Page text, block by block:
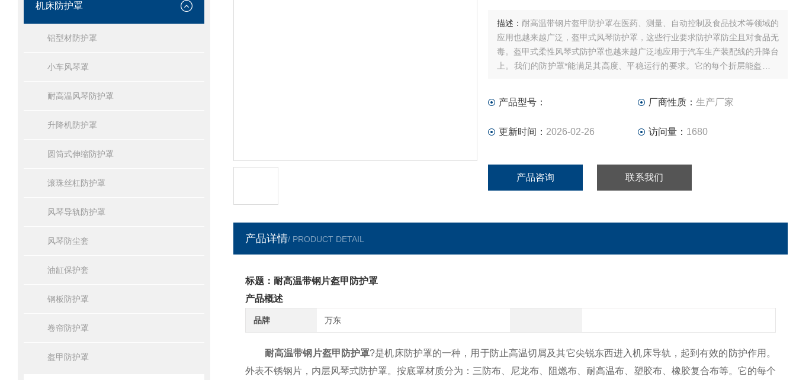
机床防护罩
铝型材防护罩
小车风琴罩
耐高温风琴防护罩
升降机防护罩
圆筒式伸缩防护罩
滚珠丝杠防护罩
风琴导轨防护罩
风琴防尘套
油缸保护套
钢板防护罩
卷帘防护罩
盔甲防护罩
描述： 耐高温带钢片盔甲防护罩在医药、测量、自动控制及食品技术等领域的
应用也越来越广泛，盔甲式风琴防护罩，这些行业要求防护罩防尘且对食品无
毒。盔甲式柔性风琴式防护罩也越来越广泛地应用于汽车生产装配线的升降台
上。我们的防护罩*能满足其高度、平稳运行的要求。它的每个折层能盔甲防
产品型号： 厂商性质： 生产厂家
更新时间： 2026-02-26 访问量： 1680
产品咨询 联系我们
产品详情/ PRODUCT DETAIL
标题：耐高温带钢片盔甲防护罩
产品概述
品牌 万东
耐高温带钢片盔甲防护罩?是机床防护罩的一种，用于防止高温切屑及其它尖锐东西进入机床导轨，起到有效的防护作用。
外表不锈钢片，内层风琴式防护罩。按底罩材质分为：三防布、尼龙布、阻燃布、耐高温布、塑胶布、橡胶复合布等。它的每个